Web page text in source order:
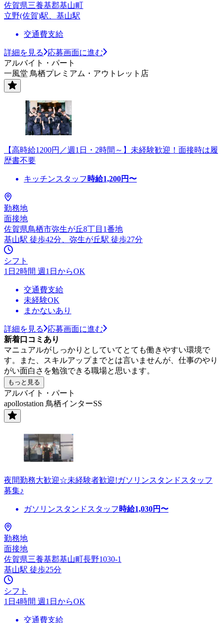
佐賀県三養基郡基山町
立野(佐賀)駅、基山駅
交通費支給
詳細を見る
応募画面に進む
アルバイト・パート
一風堂 鳥栖プレミアム・アウトレット店
【高時給1200円／週1日・2時間～】未経験歓迎！面接時は履
歴書不要
キッチンスタッフ 時給1,200円〜
勤務地
面接地
佐賀県鳥栖市弥生が丘8丁目1番地
基山駅 徒歩42分、弥生が丘駅 徒歩27分
シフト
1日2時間 週1日からOK
交通費支給
未経験OK
まかないあり
詳細を見る
応募画面に進む
新着口コミあり
マニュアルがしっかりとしていてとても働きやすい環境で
す。また、スキルアップまでとは言いませんが、仕事のやり
がい面白さを勉強できる職場と思います。
もっと見る
アルバイト・パート
apollostation 鳥栖インターSS
夜間勤務大歓迎☆未経験者歓迎!ガソリンスタンドスタッフ
募集♪
ガソリンスタンドスタッフ 時給1,030円〜
勤務地
面接地
佐賀県三養基郡基山町長野1030-1
基山駅 徒歩25分
シフト
1日4時間 週1日からOK
交通費支給